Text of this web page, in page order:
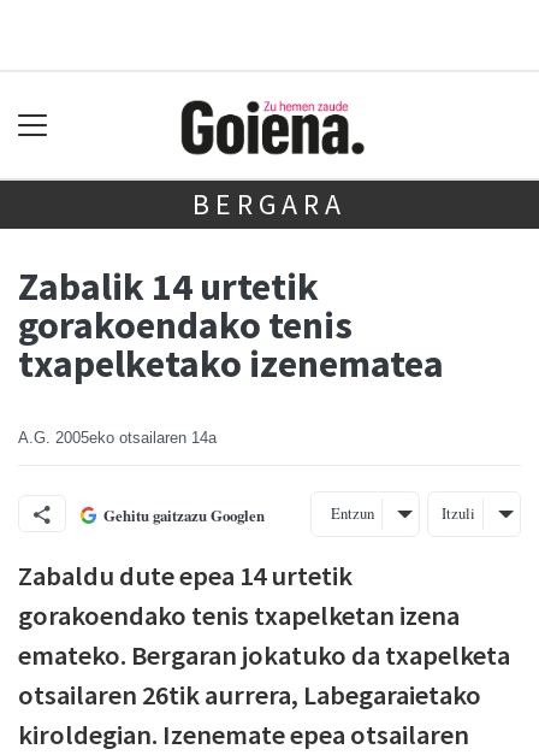
BERGARA
Zabalik 14 urtetik
gorakoendako tenis
txapelketako izenematea
A.G. 2005eko otsailaren 14a
Gehitu gaitzazu Googlen Entzun Itzuli
Zabaldu dute epea 14 urtetik
gorakoendako tenis txapelketan izena
emateko. Bergaran jokatuko da txapelketa
otsailaren 26tik aurrera, Labegaraietako
kiroldegian. Izenemate epea otsailaren